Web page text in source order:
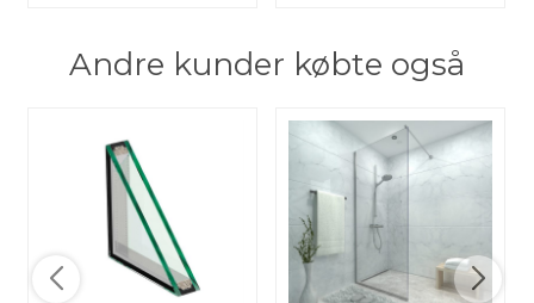
Andre kunder købte også